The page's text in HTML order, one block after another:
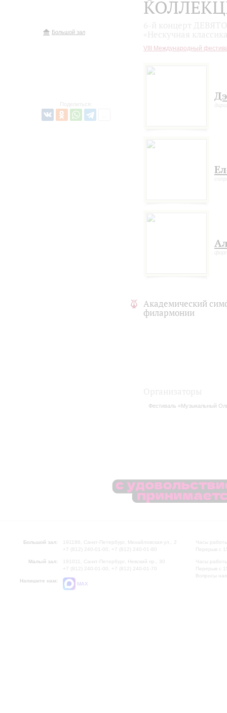
Большой зал
Поделиться:
VIII Международный
Академический
филармонии
Фестиваль «Музыкальный
Большой зал:
191186, Санкт-Петербург, Михайловская ул., 2
+7 (812) 240-01-00, +7 (812) 240-01-80
Малый зал:
191011, Санкт-Петербург, Невский пр., 30
+7 (812) 240-01-00, +7 (812) 240-01-70
Напишите нам:
MAX
Часы
Перерыв с
Часы
Перерыв с
Вопросы